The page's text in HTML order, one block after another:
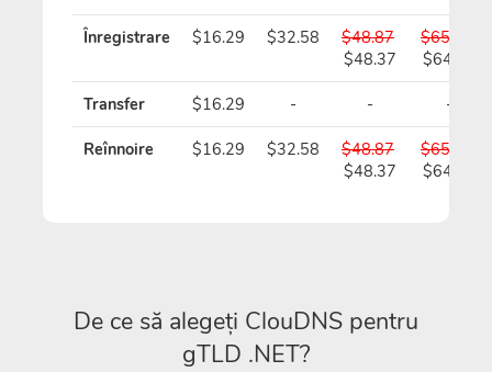
Înregistrare $16.29 $32.58
$48.87
$48.37
$65.16
$64.16
Transfer $16.29 - - -
Reînnoire $16.29 $32.58
$48.87
$48.37
$65.16
$64.16
De ce să alegeți ClouDNS pentru
gTLD .NET?